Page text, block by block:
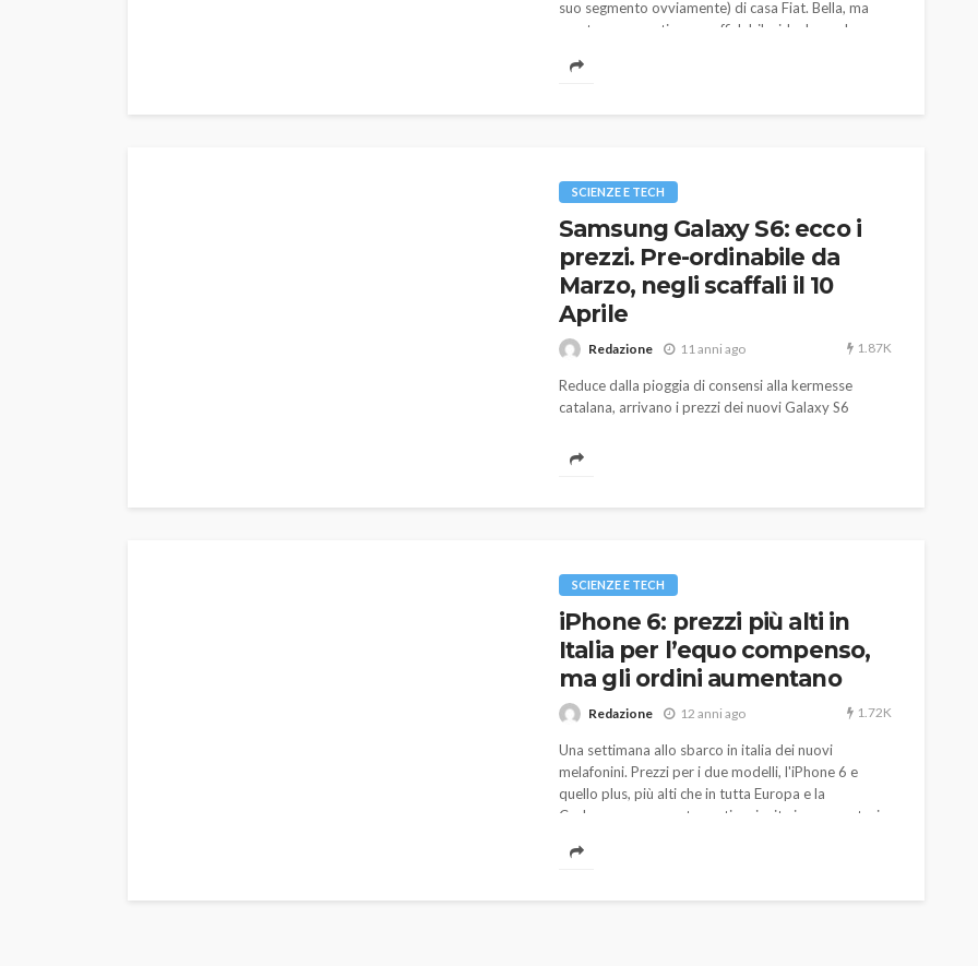
suo segmento ovviamente) di casa Fiat. Bella, ma
non troppo; pratica, ma affidabile; ideale per le
bontà del prezzo, aspettando la conferma dei prezzi
SCIENZE E TECH
Samsung Galaxy S6: ecco i
prezzi. Pre-ordinabile da
Marzo, negli scaffali il 10
Aprile
Redazione 11 anni ago 1.87K
Reduce dalla pioggia di consensi alla kermesse
catalana, arrivano i prezzi dei nuovi Galaxy S6
SCIENZE E TECH
iPhone 6: prezzi più alti in
Italia per l’equo compenso,
ma gli ordini aumentano
Redazione 12 anni ago 1.72K
Una settimana allo sbarco in italia dei nuovi
melafonini. Prezzi per i due modelli, l'iPhone 6 e
quello plus, più alti che in tutta Europa e la
Codacons, per questo motivo, invita i consumatori